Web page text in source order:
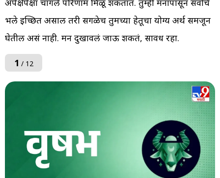
भले इच्छित असाल तरी सगळेच तुमच्या हेतूचा योग्य अर्थ समजून
घेतील असं नाही. मन दुखावलं जाऊ शकतं, सावध रहा.
1 / 12